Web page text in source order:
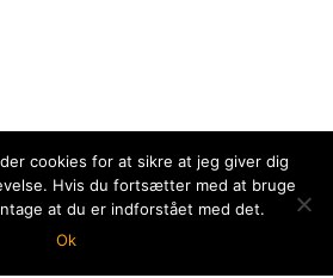
cookies for at sikre at jeg giver dig
Hvis du fortsætter med at bruge
at du er indforstået med det.
Ok